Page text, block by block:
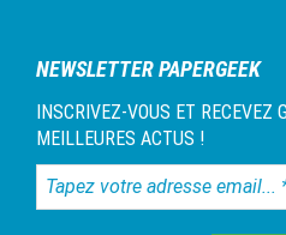
NEWSLETTER PAPERGEEK
INSCRIVEZ-VOUS ET RECEVEZ
MEILLEURES ACTUS !
Tapez
votre